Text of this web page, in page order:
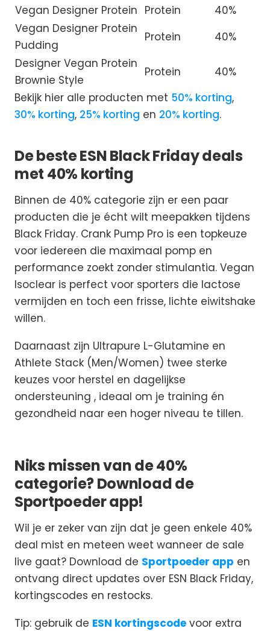
Vegan Designer Protein Protein
40%
Vegan Designer Protein
Pudding
Protein
40%
Designer Vegan Protein
Brownie Style
Protein
40%
Bekijk hier alle producten met 50% korting,
30% korting, 25% korting en 20% korting.
De beste ESN Black Friday deals
met 40% korting
Binnen de 40% categorie zijn er een paar
producten die je écht wilt meepakken tijdens
Black Friday. Crank Pump Pro is een topkeuze
voor iedereen die maximaal pomp en
performance zoekt zonder stimulantia. Vegan
Isoclear is perfect voor sporters die lactose
vermijden en toch een frisse, lichte eiwitshake
willen.
Daarnaast zijn Ultrapure L-Glutamine en
Athlete Stack (Men/Women) twee sterke
keuzes voor herstel en dagelijkse
ondersteuning , ideaal om je training én
gezondheid naar een hoger niveau te tillen.
Niks missen van de 40%
categorie? Download de
Sportpoeder app!
Wil je er zeker van zijn dat je geen enkele 40%
deal mist en meteen weet wanneer de sale
live gaat? Download de Sportpoeder app en
ontvang direct updates over ESN Black Friday,
kortingscodes en restocks.
Tip: gebruik de ESN kortingscode voor extra